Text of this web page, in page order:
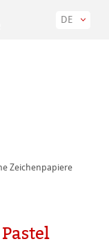
DE
Zeichenpapiere